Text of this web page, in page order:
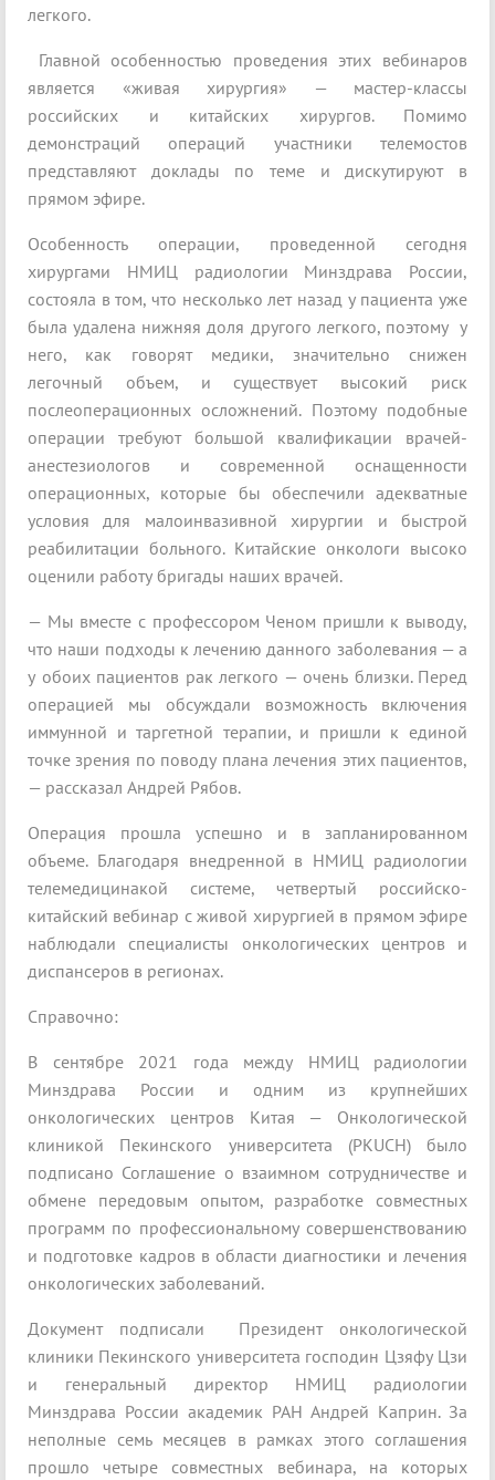
легкого.
Главной особенностью проведения этих вебинаров
является «живая хирургия» — мастер-классы
российских и китайских хирургов. Помимо
демонстраций операций участники телемостов
представляют доклады по теме и дискутируют в
прямом эфире.
Особенность операции, проведенной сегодня
хирургами НМИЦ радиологии Минздрава России,
состояла в том, что несколько лет назад у пациента уже
была удалена нижняя доля другого легкого, поэтому у
него, как говорят медики, значительно снижен
легочный объем, и существует высокий риск
послеоперационных осложнений. Поэтому подобные
операции требуют большой квалификации врачей-
анестезиологов и современной оснащенности
операционных, которые бы обеспечили адекватные
условия для малоинвазивной хирургии и быстрой
реабилитации больного. Китайские онкологи высоко
оценили работу бригады наших врачей.
— Мы вместе с профессором Ченом пришли к выводу,
что наши подходы к лечению данного заболевания — а
у обоих пациентов рак легкого — очень близки. Перед
операцией мы обсуждали возможность включения
иммунной и таргетной терапии, и пришли к единой
точке зрения по поводу плана лечения этих пациентов,
— рассказал Андрей Рябов.
Операция прошла успешно и в запланированном
объеме. Благодаря внедренной в НМИЦ радиологии
телемедицинакой системе, четвертый российско-
китайский вебинар с живой хирургией в прямом эфире
наблюдали специалисты онкологических центров и
диспансеров в регионах.
Справочно:
В сентябре 2021 года между НМИЦ радиологии
Минздрава России и одним из крупнейших
онкологических центров Китая — Онкологической
клиникой Пекинского университета (PKUCH) было
подписано Соглашение о взаимном сотрудничестве и
обмене передовым опытом, разработке совместных
программ по профессиональному совершенствованию
и подготовке кадров в области диагностики и лечения
онкологических заболеваний.
Документ подписали Президент онкологической
клиники Пекинского университета господин Цзяфу Цзи
и генеральный директор НМИЦ радиологии
Минздрава России академик РАН Андрей Каприн. За
неполные семь месяцев в рамках этого соглашения
прошло четыре совместных вебинара, на которых